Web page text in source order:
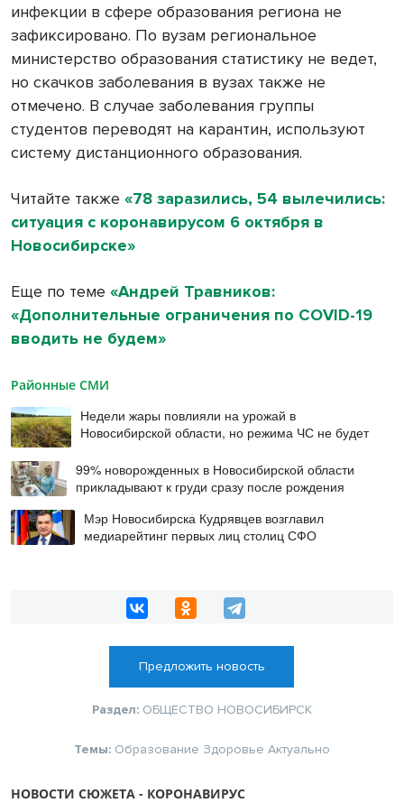
инфекции в сфере образования региона не
зафиксировано. По вузам региональное
министерство образования статистику не ведет,
но скачков заболевания в вузах также не
отмечено. В случае заболевания группы
студентов переводят на карантин, используют
систему дистанционного образования.
Читайте также «78 заразились, 54 вылечились:
ситуация с коронавирусом 6 октября в
Новосибирске»
Еще по теме «Андрей Травников:
«Дополнительные ограничения по COVID-19
вводить не будем»
Районные СМИ
Недели жары повлияли на урожай в
Новосибирской области, но режима ЧС не будет
99% новорожденных в Новосибирской области
прикладывают к груди сразу после рождения
Мэр Новосибирска Кудрявцев возглавил
медиарейтинг первых лиц столиц СФО
Предложить новость
Раздел: ОБЩЕСТВО НОВОСИБИРСК
Темы: Образование Здоровье Актуально
НОВОСТИ СЮЖЕТА - КОРОНАВИРУС